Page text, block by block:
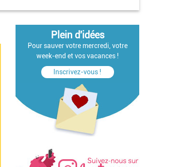
Plein d'idées
Pour sauver votre mercredi, votre
week-end et vos vacances !
Inscrivez-vous !